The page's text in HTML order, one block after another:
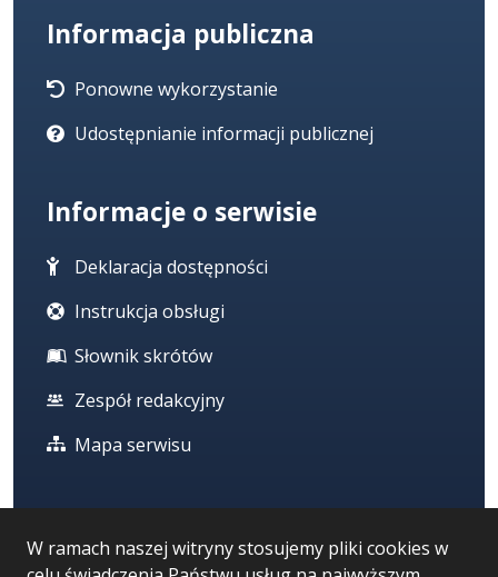
W ramach naszej witryny stosujemy pliki cookies w
Informacja publiczna
Ponowne wykorzystanie
Udostępnianie informacji publicznej
Informacje o serwisie
Deklaracja dostępności
Instrukcja obsługi
Słownik skrótów
Zespół redakcyjny
Mapa serwisu